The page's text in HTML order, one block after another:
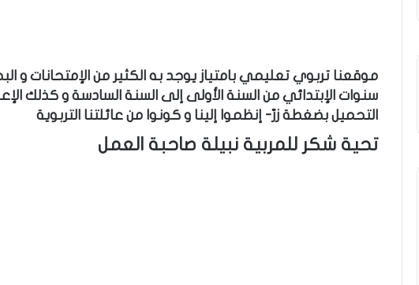
موقعنا تربوي تعليمي بامتياز يوجد به الكثير من الإمتحانات
سنوات الإبتدائي من السنة الأولى إلى السنة السادسة و كذلك
التحميل بضغطة زرّ- إنظموا إلينا و كونوا من عائلتنا التربوية
تحية شكر للمربية نبيلة صاحبة العمل